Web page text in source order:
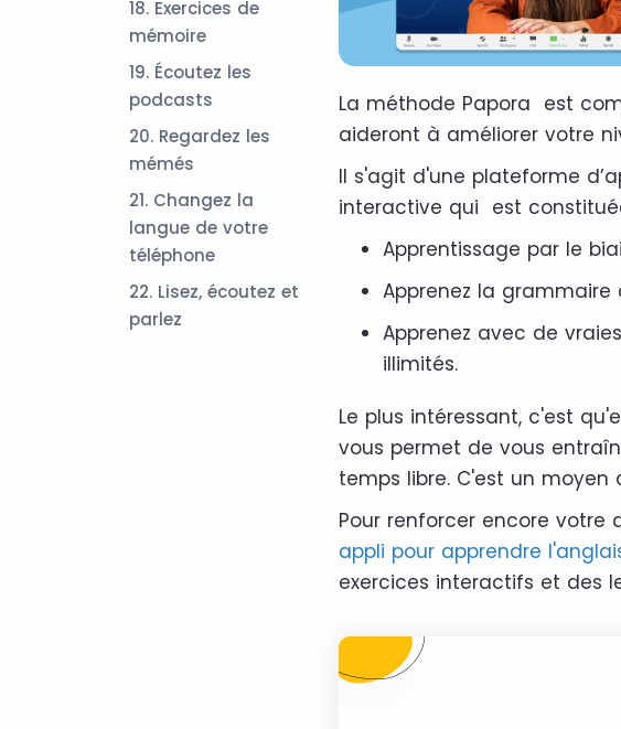
18. Exercices de
mémoire
19. Écoutez les
podcasts
20. Regardez les
mémés
21. Changez la
langue de votre
téléphone
22. Lisez, écoutez et
parlez
La méthode Papora est
aideront à améliorer votre
Il s'agit d'une plateforme
interactive qui est
Apprentissage par le
Apprenez la
Apprenez avec de
illimités.
Le plus intéressant, c'est
vous permet de vous
temps libre. C'est un
Pour renforcer encore votre
appli pour apprendre
exercices interactifs et des